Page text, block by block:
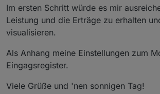
Im ersten Schritt würde es mir
Leistung und die Erträge zu erhalten
visualisieren.
Als Anhang meine Einstellungen zum
Eingagsregister.
Viele Grüße und 'nen sonnigen Tag!